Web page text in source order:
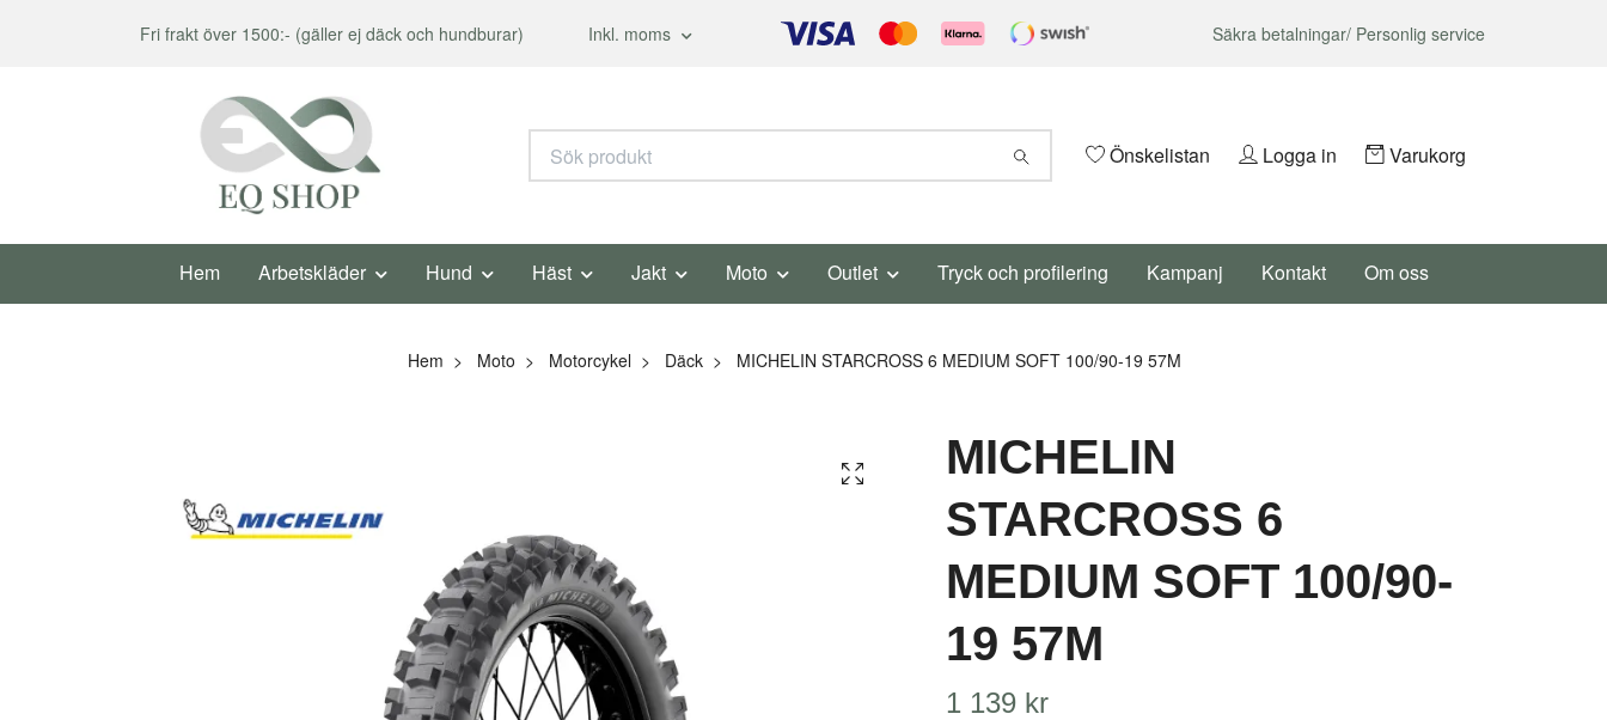
Fri frakt över 1500:- (gäller ej däck och hundburar) Inkl. moms Säkra betalningar/ Personlig service
Önskelistan Logga in Varukorg
Hem Arbetskläder Hund Häst Jakt Moto Outlet Tryck och profilering Kampanj Kontakt Om oss
Hem Moto Motorcykel Däck MICHELIN STARCROSS 6 MEDIUM SOFT 100/90-19 57M
MICHELIN
STARCROSS 6
MEDIUM SOFT 100/90-
19 57M
1 139 kr